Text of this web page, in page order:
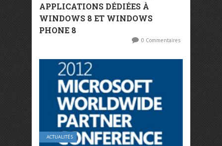
APPLICATIONS DÉDIÉES À
WINDOWS 8 ET WINDOWS
PHONE 8
0 Commentaires
ACTUALITÉS